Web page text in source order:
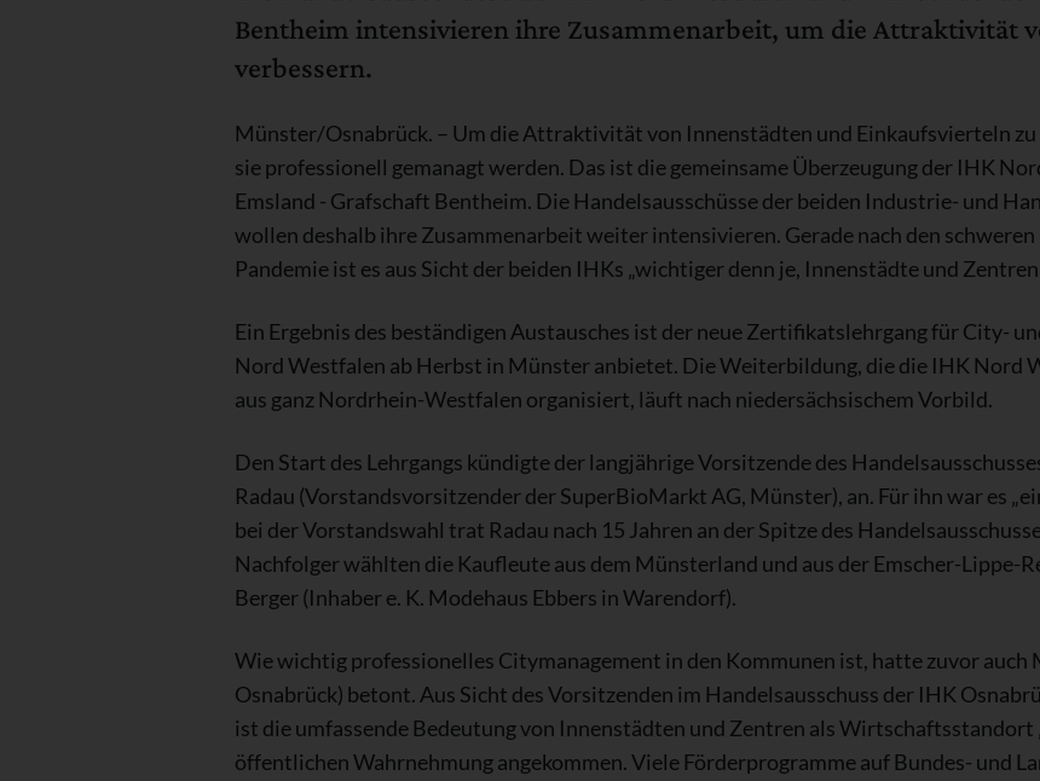
Bentheim intensivieren ihre Zusammenarbeit, um die Attraktivität
verbessern.
Münster/Osnabrück. – Um die Attraktivität von Innenstädten und Einkaufsvierteln zu
sie professionell gemanagt werden. Das ist die gemeinsame Überzeugung der IHK
Emsland - Grafschaft Bentheim. Die Handelsausschüsse der beiden Industrie- und
wollen deshalb ihre Zusammenarbeit weiter intensivieren. Gerade nach den
Pandemie ist es aus Sicht der beiden IHKs „wichtiger denn je, Innenstädte und Zentren
Ein Ergebnis des beständigen Austausches ist der neue Zertifikatslehrgang für City-
Nord Westfalen ab Herbst in Münster anbietet. Die Weiterbildung, die die IHK Nord
aus ganz Nordrhein-Westfalen organisiert, läuft nach niedersächsischem Vorbild.
Den Start des Lehrgangs kündigte der langjährige Vorsitzende des
Radau (Vorstandsvorsitzender der SuperBioMarkt AG, Münster), an. Für ihn war es
bei der Vorstandswahl trat Radau nach 15 Jahren an der Spitze des
Nachfolger wählten die Kaufleute aus dem Münsterland und aus der Emscher-Lippe-
Berger (Inhaber e. K. Modehaus Ebbers in Warendorf).
Wie wichtig professionelles Citymanagement in den Kommunen ist, hatte zuvor auch
Osnabrück) betont. Aus Sicht des Vorsitzenden im Handelsausschuss der IHK
ist die umfassende Bedeutung von Innenstädten und Zentren als Wirtschaftsstandort
öffentlichen Wahrnehmung angekommen. Viele Förderprogramme auf Bundes- und